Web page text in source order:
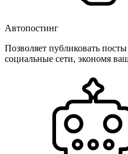
Автопостинг
Позволяет публиковать
социальные сети, экономя